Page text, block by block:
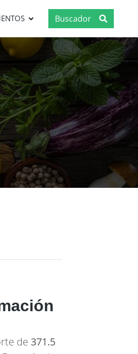
Buscador
de 371.5